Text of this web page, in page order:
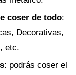
coser de todo:
Decorativas,
etc.
: podrás coser el